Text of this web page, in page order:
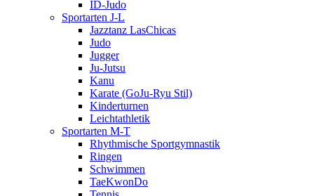
ID-Judo
Sportarten J-L
Jazztanz LasChicas
Judo
Jugger
Ju-Jutsu
Kanu
Karate (GoJu-Ryu Stil)
Kinderturnen
Leichtathletik
Sportarten M-T
Rhythmische Sportgymnastik
Ringen
Schwimmen
TaeKwonDo